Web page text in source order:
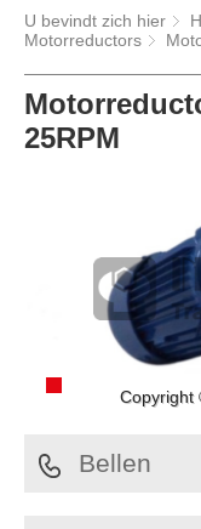
U bevindt zich hier
Motorreductors
25RPM
Copyright
Bellen